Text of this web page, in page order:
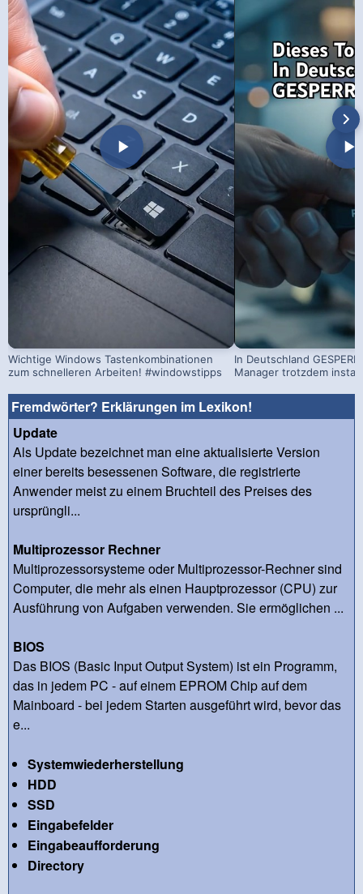
Wichtige Windows Tastenkombinationen
zum schnelleren Arbeiten! #windowstipps
In Deutschland
Manager trotzdem
Fremdwörter? Erklärungen im Lexikon!
Update
Als Update bezeichnet man eine aktualisierte Version
einer bereits besessenen Software, die registrierte
Anwender meist zu einem Bruchteil des Preises des
ursprüngli...
Multiprozessor Rechner
Multiprozessorsysteme oder Multiprozessor-Rechner sind
Computer, die mehr als einen Hauptprozessor (CPU) zur
Ausführung von Aufgaben verwenden. Sie ermöglichen ...
BIOS
Das BIOS (Basic Input Output System) ist ein Programm,
das in jedem PC - auf einem EPROM Chip auf dem
Mainboard - bei jedem Starten ausgeführt wird, bevor das
e...
Systemwiederherstellung
HDD
SSD
Eingabefelder
Eingabeaufforderung
Directory